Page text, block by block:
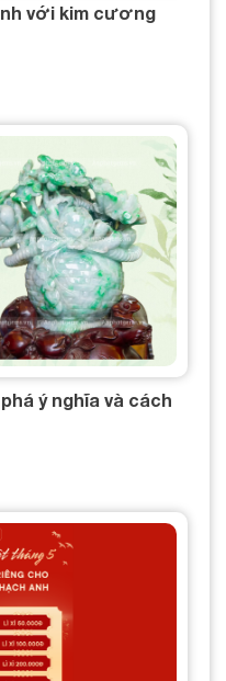
với kim cương
ý nghĩa và cách